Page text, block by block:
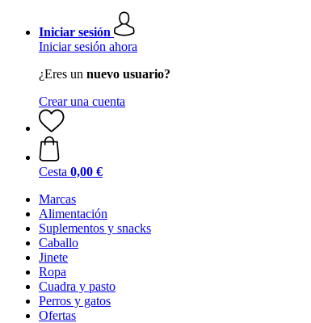
Iniciar sesión
Iniciar sesión ahora
¿Eres un nuevo usuario?
Crear una cuenta
Cesta 0,00 €
Marcas
Alimentación
Suplementos y snacks
Caballo
Jinete
Ropa
Cuadra y pasto
Perros y gatos
Ofertas